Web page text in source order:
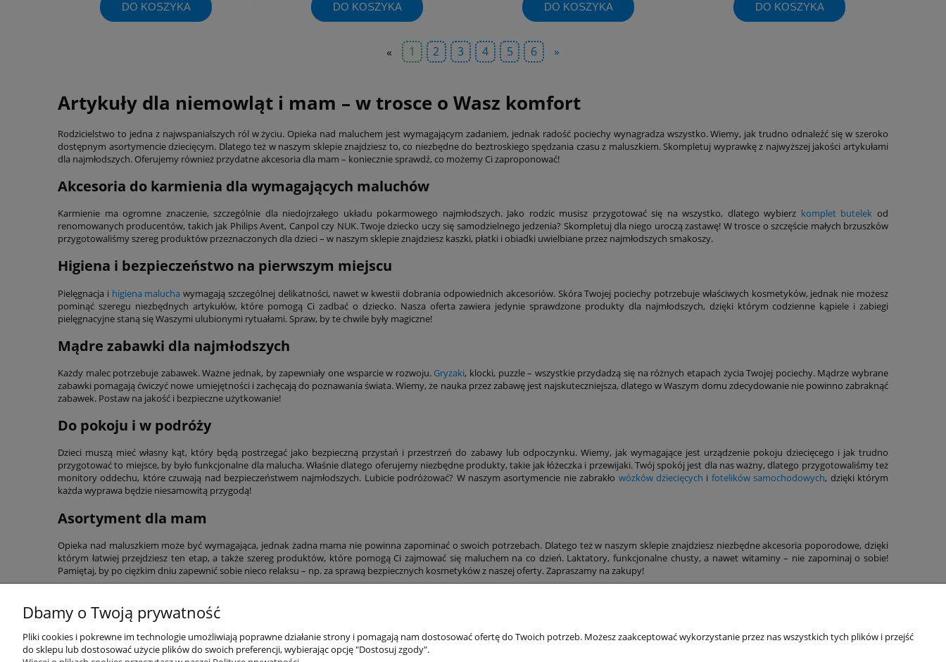
DO KOSZYKA DO KOSZYKA DO KOSZYKA DO KOSZYKA
« 1 2 3 4 5 6 »
Artykuły dla niemowląt i mam – w trosce o Wasz komfort
Rodzicielstwo to jedna z najwspanialszych ról w życiu. Opieka nad maluchem jest wymagającym zadaniem, jednak radość pociechy wynagradza wszystko. Wiemy, jak trudno odnaleźć się w szeroko
dostępnym asortymencie dziecięcym. Dlatego też w naszym sklepie znajdziesz to, co niezbędne do beztroskiego spędzania czasu z maluszkiem. Skompletuj wyprawkę z najwyższej jakości artykułami
dla najmłodszych. Oferujemy również przydatne akcesoria dla mam – koniecznie sprawdź, co możemy Ci zaproponować!
Akcesoria do karmienia dla wymagających maluchów
Karmienie ma ogromne znaczenie, szczególnie dla niedojrzałego układu pokarmowego najmłodszych. Jako rodzic musisz przygotować się na wszystko, dlatego wybierz komplet butelek od
renomowanych producentów, takich jak Philips Avent, Canpol czy NUK. Twoje dziecko uczy się samodzielnego jedzenia? Skompletuj dla niego uroczą zastawę! W trosce o szczęście małych brzuszków
przygotowaliśmy szereg produktów przeznaczonych dla dzieci – w naszym sklepie znajdziesz kaszki, płatki i obiadki uwielbiane przez najmłodszych smakoszy.
Higiena i bezpieczeństwo na pierwszym miejscu
Pielęgnacja i higiena malucha wymagają szczególnej delikatności, nawet w kwestii dobrania odpowiednich akcesoriów. Skóra Twojej pociechy potrzebuje właściwych kosmetyków, jednak nie możesz
pominąć szeregu niezbędnych artykułów, które pomogą Ci zadbać o dziecko. Nasza oferta zawiera jedynie sprawdzone produkty dla najmłodszych, dzięki którym codzienne kąpiele i zabiegi
pielęgnacyjne staną się Waszymi ulubionymi rytuałami. Spraw, by te chwile były magiczne!
Mądre zabawki dla najmłodszych
Każdy malec potrzebuje zabawek. Ważne jednak, by zapewniały one wsparcie w rozwoju. Gryzaki, klocki, puzzle – wszystkie przydadzą się na różnych etapach życia Twojej pociechy. Mądrze wybrane
zabawki pomagają ćwiczyć nowe umiejętności i zachęcają do poznawania świata. Wiemy, że nauka przez zabawę jest najskuteczniejsza, dlatego w Waszym domu zdecydowanie nie powinno zabraknąć
zabawek. Postaw na jakość i bezpieczne użytkowanie!
Do pokoju i w podróży
Dzieci muszą mieć własny kąt, który będą postrzegać jako bezpieczną przystań i przestrzeń do zabawy lub odpoczynku. Wiemy, jak wymagające jest urządzenie pokoju dziecięcego i jak trudno
przygotować to miejsce, by było funkcjonalne dla malucha. Właśnie dlatego oferujemy niezbędne produkty, takie jak łóżeczka i przewijaki. Twój spokój jest dla nas ważny, dlatego przygotowaliśmy też
monitory oddechu, które czuwają nad bezpieczeństwem najmłodszych. Lubicie podróżować? W naszym asortymencie nie zabrakło wózków dziecięcych i fotelików samochodowych, dzięki którym
każda wyprawa będzie niesamowitą przygodą!
Asortyment dla mam
Opieka nad maluszkiem może być wymagająca, jednak żadna mama nie powinna zapominać o swoich potrzebach. Dlatego też w naszym sklepie znajdziesz niezbędne akcesoria poporodowe, dzięki
którym łatwiej przejdziesz ten etap, a także szereg produktów, które pomogą Ci zajmować się maluchem na co dzień. Laktatory, funkcjonalne chusty, a nawet witaminy – nie zapominaj o sobie!
Pamiętaj, by po ciężkim dniu zapewnić sobie nieco relaksu – np. za sprawą bezpiecznych kosmetyków z naszej oferty. Zapraszamy na zakupy!
Przydatne linki Warunki zakupów Moje konto Informacje o sklepie
Dbamy o Twoją prywatność
Pliki cookies i pokrewne im technologie umożliwiają poprawne działanie strony i pomagają nam dostosować ofertę do Twoich potrzeb. Możesz zaakceptować wykorzystanie przez nas wszystkich tych plików i przejść
do sklepu lub dostosować użycie plików do swoich preferencji, wybierając opcję "Dostosuj zgody".